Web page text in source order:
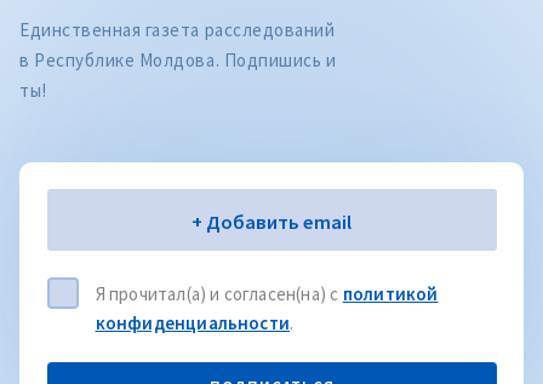
Единственная газета расследований
в Республике Молдова. Подпишись и
ты!
Электронная почта+ Добавить email
Я прочитал(а) и согласен(на) с политикой
конфиденциальности.